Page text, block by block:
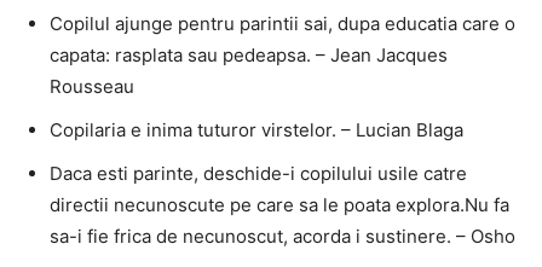
Copilul ajunge pentru parintii sai, dupa educatia care o
capata: rasplata sau pedeapsa. – Jean Jacques
Rousseau
Copilaria e inima tuturor virstelor. – Lucian Blaga
Daca esti parinte, deschide-i copilului usile catre
directii necunoscute pe care sa le poata explora.Nu fa
sa-i fie frica de necunoscut, acorda i sustinere. – Osho